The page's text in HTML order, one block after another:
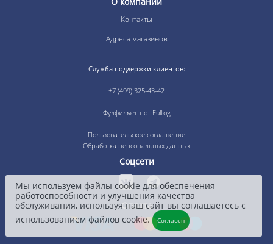
Контакты
Адреса магазинов
Служба поддержки клиентов:
+7 (499) 325-43-42
Фулфилмент от Fulllog
Пользовательское соглашение
Обработка персональных данных
Соцсети
Оплата
Мы используем файлы cookie для обеспечения
работоспособности и улучшения качества
обслуживания, используя наш сайт вы соглашаетесь с
использованием файлов cookie.
Согласен